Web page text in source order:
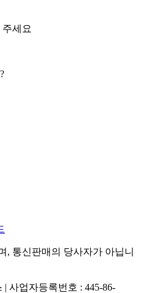
세요
, 통신판매의 당사자가 아닙니
사업자등록번호 : 445-86-